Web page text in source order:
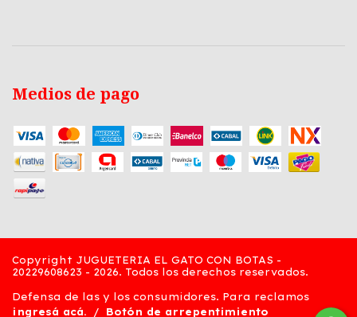
Medios de pago
Copyright JUGUETERIA EL GATO CON BOTAS -
20229608623 - 2026. Todos los derechos reservados.
Defensa de las y los consumidores. Para reclamos
ingresá acá.
/ Botón de arrepentimiento